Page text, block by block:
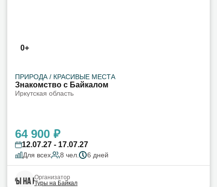
0+
ПРИРОДА / КРАСИВЫЕ МЕСТА
Знакомство с Байкалом
Иркутская область
64 900 ₽
12.07.27 - 17.07.27
Для всех 8 чел. 6 дней
Организатор
Туры на Байкал